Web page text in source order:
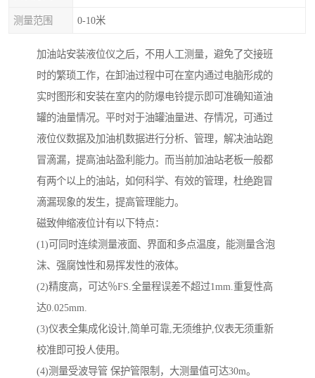
测量范围 0-10米
加油站安装液位仪之后，不用人工测量，避免了交接班
时的繁琐工作，在卸油过程中可在室内通过电脑形成的
实时图形和安装在室内的防爆电铃提示即可准确知道油
罐的油量情况。平时对于油罐油量进、存情况，可通过
液位仪数据及加油机数据进行分析、管理，解决油站跑
冒滴漏，提高油站盈利能力。而当前加油站老板一般都
有两个以上的油站，如何科学、有效的管理，杜绝跑冒
滴漏现象的发生，提高管理能力。
磁致伸缩液位计有以下特点：
(1)可同时连续测量液面、界面和多点温度，能测量含泡
沫、强腐蚀性和易挥发性的液体。
(2)精度高，可达％FS.全量程误差不超过1mm.重复性高
达0.025mm.
(3)仪表全集成化设计,简单可靠,无须维护,仪表无须重新
校准即可投人使用。
(4)测量受波导管 保护管限制，大测量值可达30m。